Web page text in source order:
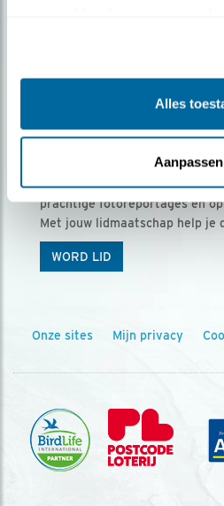
Alles
Aanpassen
Ontvang 5 x Vogels
Vogels is het tijdschrift voor
prachtige fotoreportages en
Met jouw lidmaatschap help je
WORD LID
Onze sites Mijn privacy